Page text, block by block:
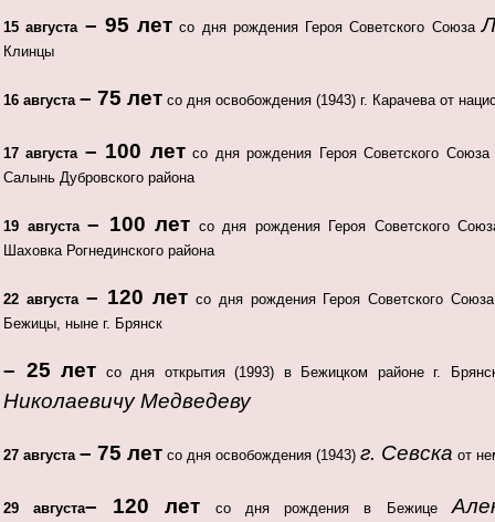
15 августа – 95 лет со дня рождения Героя Советского Союза
Клинцы
16 августа – 75 лет со дня освобождения (1943) г. Карачева от
17 августа – 100 летсо дня рождения Героя Советского
Салынь Дубровского района
19 августа – 100 лет со дня рождения Героя Советского
Шаховка Рогнединского района
22 августа – 120 летсо дня рождения Героя Советского
Бежицы, ныне г. Брянск
– 25 лет со дня открытия (1993) в Бежицком районе г.
Николаевичу Медведеву
27 августа – 75 лет со дня освобождения (1943) г. Севска от
29 августа– 120 летсо дня рождения в Бежице